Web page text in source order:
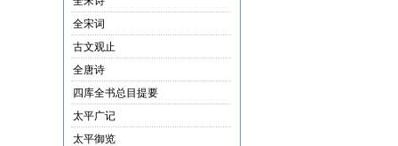
全宋词
古文观止
全唐诗
四库全书总目提要
太平广记
太平御览